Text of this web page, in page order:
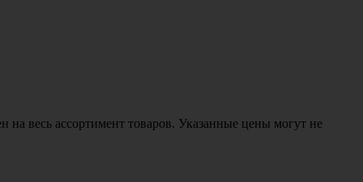
весь ассортимент товаров. Указанные цены могут не